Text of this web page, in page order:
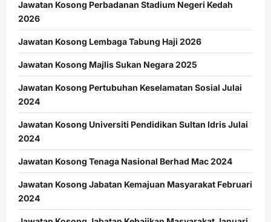
Jawatan Kosong Perbadanan Stadium Negeri Kedah
2026
Jawatan Kosong Lembaga Tabung Haji 2026
Jawatan Kosong Majlis Sukan Negara 2025
Jawatan Kosong Pertubuhan Keselamatan Sosial Julai
2024
Jawatan Kosong Universiti Pendidikan Sultan Idris Julai
2024
Jawatan Kosong Tenaga Nasional Berhad Mac 2024
Jawatan Kosong Jabatan Kemajuan Masyarakat Februari
2024